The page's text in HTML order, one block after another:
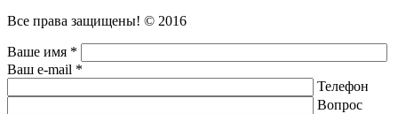
Все права защищены! © 2016
Ваше имя *
Ваш e-mail *
Телефон
Вопрос